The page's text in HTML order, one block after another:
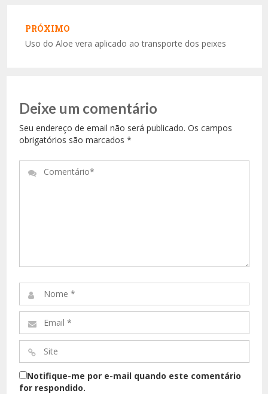
PRÓXIMO
Próximo:
Uso do Aloe vera aplicado ao transporte dos peixes
Deixe um comentário
Seu endereço de email não será publicado. Os campos
obrigatórios são marcados *
Comentário*
Nome
*
Email
*
Site
*
Notifique-me por e-mail quando este comentário
for respondido.